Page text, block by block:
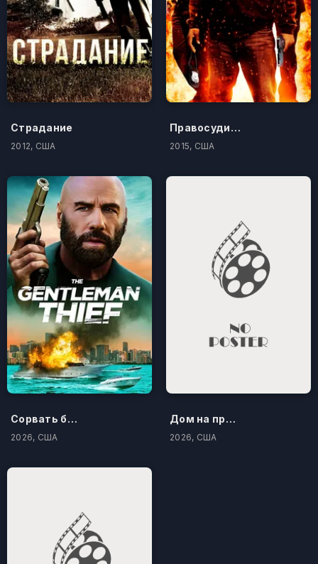
Страдание
2012, США
Правосудие по-американски
2015, США
Сорвать банк 3: Вор-джентльмен
2026, США
Дом на проклятом холме
2026, США